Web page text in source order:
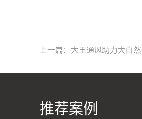
上一篇：大王通风助力大自
推荐案例